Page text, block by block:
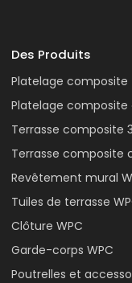
Des Produits
Platelage composite
Platelage
Terrasse composite
Terrasse composite
Revêtement mural
Tuiles de terrasse
Clôture WPC
Garde-corps WPC
Poutrelles et